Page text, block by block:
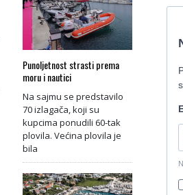
Punoljetnost strasti prema
moru i nautici
Na sajmu se predstavilo
70 izlagača, koji su
kupcima ponudili 60-tak
plovila. Većina plovila je
bila